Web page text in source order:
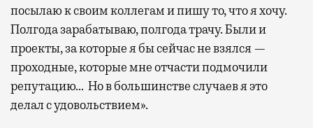
посылаю к своим коллегам и пишу то, что я хочу.
Полгода зарабатываю, полгода трачу. Были и
проекты, за которые я бы сейчас не взялся —
проходные, которые мне отчасти подмочили
репутацию… Но в большинстве случаев я это
делал с удовольствием».